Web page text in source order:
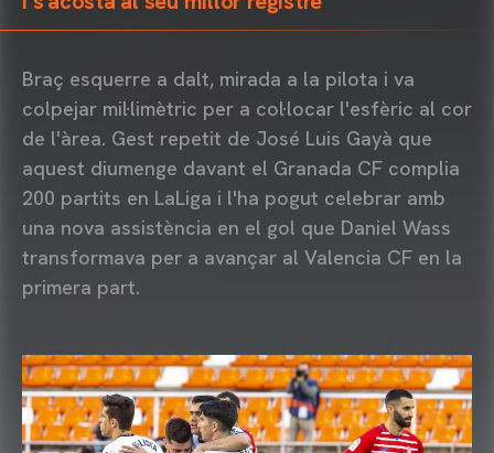
Braç esquerre a dalt, mirada a la pilota i va
colpejar mil·limètric per a col·locar l'esfèric al cor
de l'àrea. Gest repetit de José Luis Gayà que
aquest diumenge davant el Granada CF complia
200 partits en LaLiga i l'ha pogut celebrar amb
una nova assistència en el gol que Daniel Wass
transformava per a avançar al Valencia CF en la
primera part.